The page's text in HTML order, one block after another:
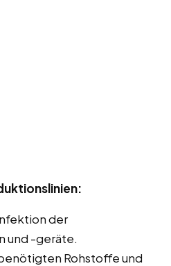
der
und -geräte.
Rohstoffe und